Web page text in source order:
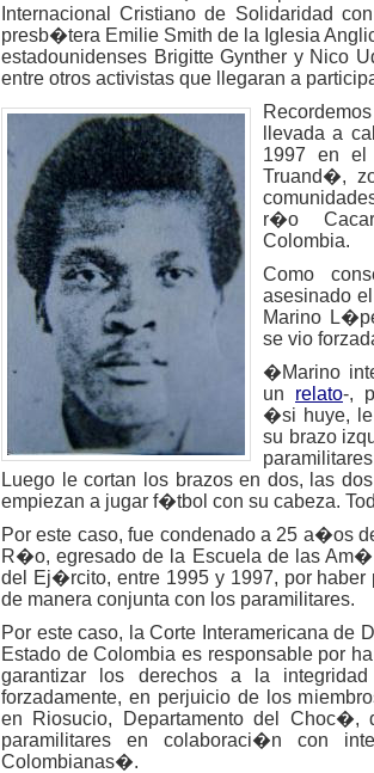
Internacional Cristiano de Solidaridad
presb�tera Emilie Smith de la Iglesia
estadounidenses Brigitte Gynther y Nico
entre otros activistas que llegaran a
llevada a
1997 en
Truand�,
r�o
Colombia.
Como
asesinado
Marino
se vio
�Marino
un relato-,
�si huye, le
su brazo
Luego le cortan los brazos en dos, las
empiezan a jugar f�tbol con su cabeza.
Por este caso, fue condenado a 25 a�os
R�o, egresado de la Escuela de las
del Ej�rcito, entre 1995 y 1997, por
de manera conjunta con los paramilitares.
Por este caso, la Corte Interamericana
Estado de Colombia es responsable por
garantizar los derechos a la
forzadamente, en perjuicio de los
en Riosucio, Departamento del
paramilitares en colaboraci�n con
Colombianas�.